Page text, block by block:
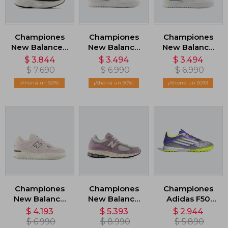
Championes
New Balance -
Negro
$ 3.844
$ 7.690
50
Championes
New Balance
550 - Blanco
$ 3.494
$ 6.990
50
Championes
New Balance
550 - Blanco
$ 3.494
$ 6.990
50
Championes
New Balance
550 - Rosado
$ 4.193
$ 6.990
Championes
New Balance
2002 - Violeta
$ 5.393
$ 8.990
Championes
Adidas F50
League Turf
Cleats - Violeta
$ 2.944
$ 5.890